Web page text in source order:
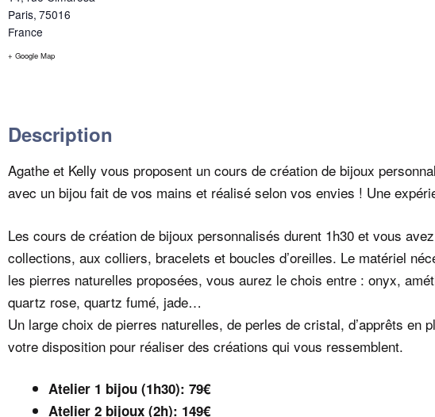
Paris, 75016
France
+ Google Map
Description
Agathe et Kelly vous proposent un cours de création de bijoux
avec un bijou fait de vos mains et réalisé selon vos envies ! Une
Les cours de création de bijoux personnalisés durent 1h30 et vous
collections, aux colliers, bracelets et boucles d’oreilles. Le matériel
les pierres naturelles proposées, vous aurez le chois entre : onyx,
quartz rose, quartz fumé, jade…
Un large choix de pierres naturelles, de perles de cristal, d’apprêts en
votre disposition pour réaliser des créations qui vous ressemblent.
Atelier 1 bijou (1h30): 79€
Atelier 2 bijoux (2h): 149€